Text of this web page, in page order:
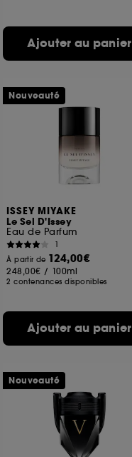
Ajouter au panier
ISSEY MIYAKE
Le Sel D'Issey
Eau de Parfum
1
À partir de 124,00€
248,00€ / 100ml
2 contenances disponibles
Ajouter au panier
Nouveauté
Nouveauté